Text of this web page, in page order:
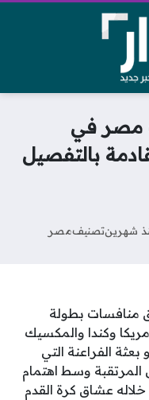
مصر في
بالتفصيل
شهرينتصنيفمصر
منافسات بطولة
وكندا والمكسيك
الفراعنة التي
المرتقبة وسط اهتمام
عشاق كرة القدم